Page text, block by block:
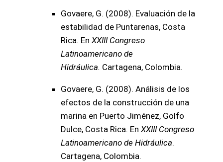
Govaere, G. (2008). Evaluación de la
estabilidad de Puntarenas, Costa
Rica. En XXIII Congreso
Latinoamericano de
Hidráulica. Cartagena, Colombia.
Govaere, G. (2008). Análisis de los
efectos de la construcción de una
marina en Puerto Jiménez, Golfo
Dulce, Costa Rica. En XXIII Congreso
Latinoamericano de Hidráulica.
Cartagena, Colombia.